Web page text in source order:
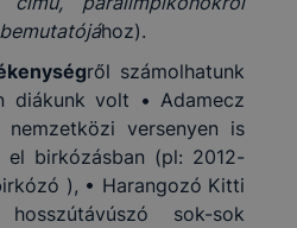
hoz).
ről számolhatunk
diákunk volt • Adamecz
versenyen is
birkózásban (pl: 2012-
), • Harangozó Kitti
sok-sok